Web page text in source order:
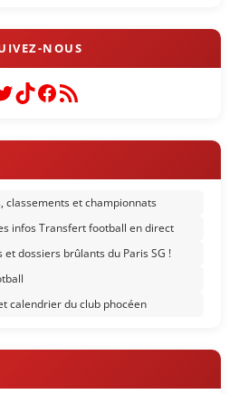
TikTok
Facebook
Flux RSS
classements et championnats
infos Transfert football en direct
et dossiers brûlants du Paris SG !
calendrier du club phocéen